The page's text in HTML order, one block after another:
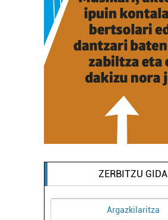
ZERBITZU GIDA
Ikastetxeak